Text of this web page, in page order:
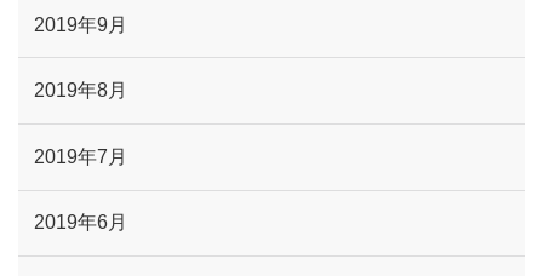
2019年9月
2019年8月
2019年7月
2019年6月